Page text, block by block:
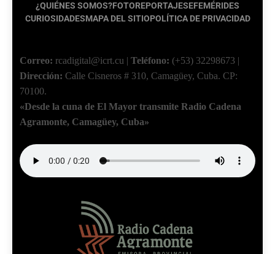
¿QUIÉNES SOMOS?FOTOREPORTAJESEFEMÉRIDES
CURIOSIDADESMAPA DEL SITIOPOLÍTICA DE PRIVACIDAD
Correo: rcadigital@icrt.cu | Teléfono: (+53) 32298673 |
Dirección: Calle Cisneros # 310, Camagüey, Cuba. CP:
70100.
«Desde la cuna de El Mayor transmite Radio Cadena
Agramonte, Camagüey, Cuba»